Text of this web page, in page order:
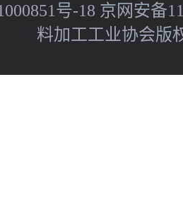
号-18 京网安备
料加工工业协会版